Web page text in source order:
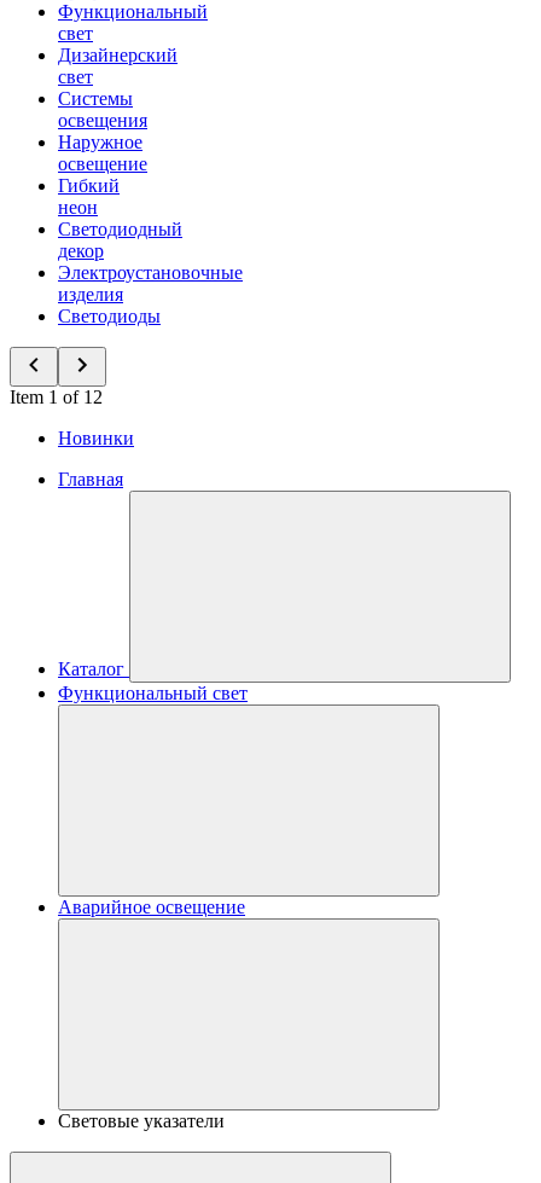
Функциональный
свет
Дизайнерский
свет
Системы
освещения
Наружное
освещение
Гибкий
неон
Светодиодный
декор
Электроустановочные
изделия
Светодиоды
Item 1 of 12
Новинки
Главная
Каталог
Функциональный свет
Аварийное освещение
Световые указатели